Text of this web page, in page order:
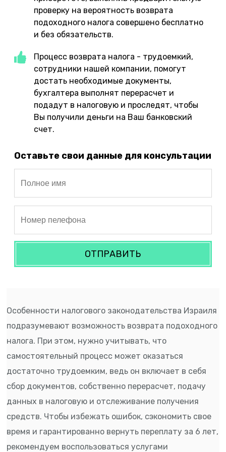
проверку на вероятность возврата
подоходного налога совершено бесплатно
и без обязательств.
Процесс возврата налога - трудоемкий,
сотрудники нашей компании, помогут
достать необходимые документы,
бухгалтера выполнят перерасчет и
подадут в налоговую и проследят, чтобы
Вы получили деньги на Ваш банковский
счет.
Оставьте свои данные для консультации
ОТПРАВИТЬ
Особенности налогового законодательства Израиля
подразумевают возможность возврата подоходного
налога. При этом, нужно учитывать, что
самостоятельный процесс может оказаться
достаточно трудоемким, ведь он включает в себя
сбор документов, собственно перерасчет, подачу
данных в налоговую и отслеживание получения
средств. Чтобы избежать ошибок, сэкономить свое
время и гарантированно вернуть переплату за 6 лет,
рекомендуем воспользоваться услугами